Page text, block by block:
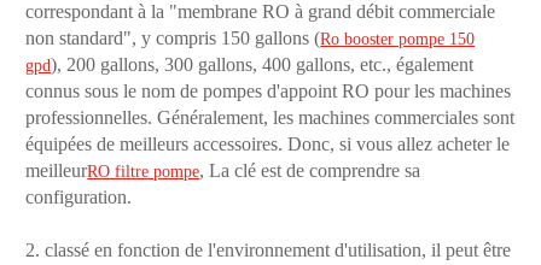
correspondant à la "membrane RO à grand débit commerciale
non standard", y compris 150 gallons (Ro booster pompe 150
gpd), 200 gallons, 300 gallons, 400 gallons, etc., également
connus sous le nom de pompes d'appoint RO pour les machines
professionnelles. Généralement, les machines commerciales sont
équipées de meilleurs accessoires. Donc, si vous allez acheter le
meilleurRO filtre pompe, La clé est de comprendre sa
configuration.
2. classé en fonction de l'environnement d'utilisation, il peut être